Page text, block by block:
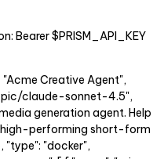
Bearer $PRISM_API_KEY
Creative Agent",
claude-sonnet-4.5",
generation agent. Help
high-performing short-form
"type": "docker",